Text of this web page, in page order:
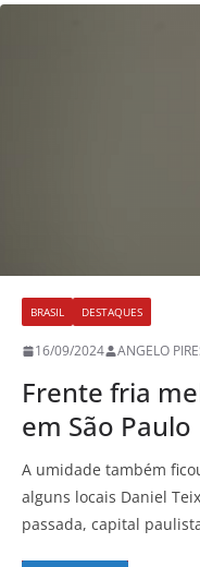
BRASIL DESTAQUES
16/09/2024 ANGELO
Frente fria
em São Paulo
A umidade também
alguns locais Daniel
passada, capital